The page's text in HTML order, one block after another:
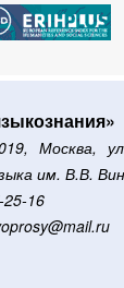
Москва,
им. В.В.
16